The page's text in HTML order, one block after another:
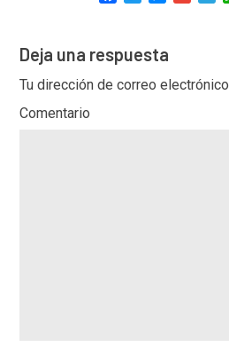
Deja una respuesta
Tu dirección de correo
Comentario